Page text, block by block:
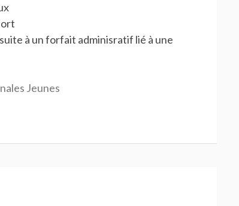
à un forfait adminisratif lié à une
Jeunes